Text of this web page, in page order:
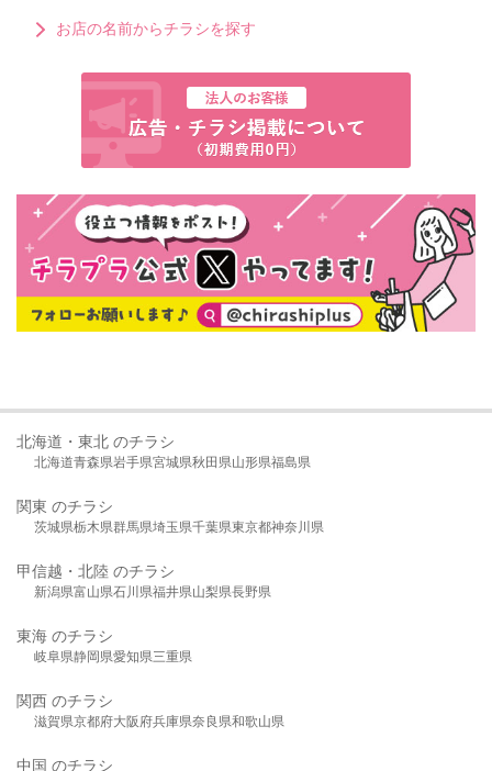
お店の名前からチラシを探す
北海道・東北 のチラシ
北海道青森県岩手県宮城県秋田県山形県福島県
関東 のチラシ
茨城県栃木県群馬県埼玉県千葉県東京都神奈川県
甲信越・北陸 のチラシ
新潟県富山県石川県福井県山梨県長野県
東海 のチラシ
岐阜県静岡県愛知県三重県
関西 のチラシ
滋賀県京都府大阪府兵庫県奈良県和歌山県
中国 のチラシ